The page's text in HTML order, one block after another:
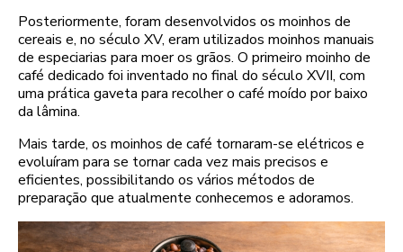
Posteriormente, foram desenvolvidos os moinhos de
cereais e, no século XV, eram utilizados moinhos manuais
de especiarias para moer os grãos. O primeiro moinho de
café dedicado foi inventado no final do século XVII, com
uma prática gaveta para recolher o café moído por baixo
da lâmina.
Mais tarde, os moinhos de café tornaram-se elétricos e
evoluíram para se tornar cada vez mais precisos e
eficientes, possibilitando os vários métodos de
preparação que atualmente conhecemos e adoramos.